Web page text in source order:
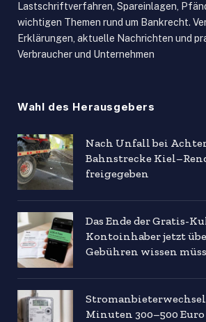
Lastschriftverfahren, Spareinlagen,
wichtigen Themen rund um Bankrecht.
Erklärungen, aktuelle Nachrichten und
Verbraucher und Unternehmen
Wahl des Herausgebers
Nach Unfall bei
Bahnstrecke
freigegeben
Das Ende der Gratis-
Kontoinhaber jetzt
Gebühren wissen
Stromanbieterwechsel
Minuten 300–500